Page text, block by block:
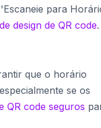
para
design de QR code.
que o horário
se os
QR code seguros